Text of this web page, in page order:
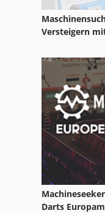
Versteigern
Darts